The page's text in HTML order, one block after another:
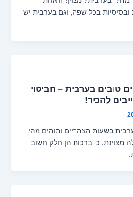
ובסיסיות בכל שפה, וגם בערבית יש
טובים בערבית – הביטוי
להכיר!
בשעות הצהריים ותוהים מהי
מצוינת, כי ברכות הן חלק חשוב